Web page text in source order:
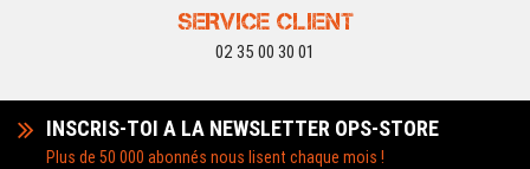
SERVICE CLIENT
02 35 00 30 01
INSCRIS-TOI A LA NEWSLETTER OPS-STORE
Plus de 50 000 abonnés nous lisent chaque mois !